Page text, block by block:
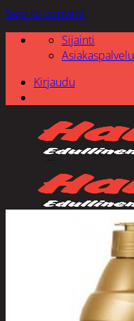
Skip to content
Sijainti
Asiakaspalvelu
Kirjaudu